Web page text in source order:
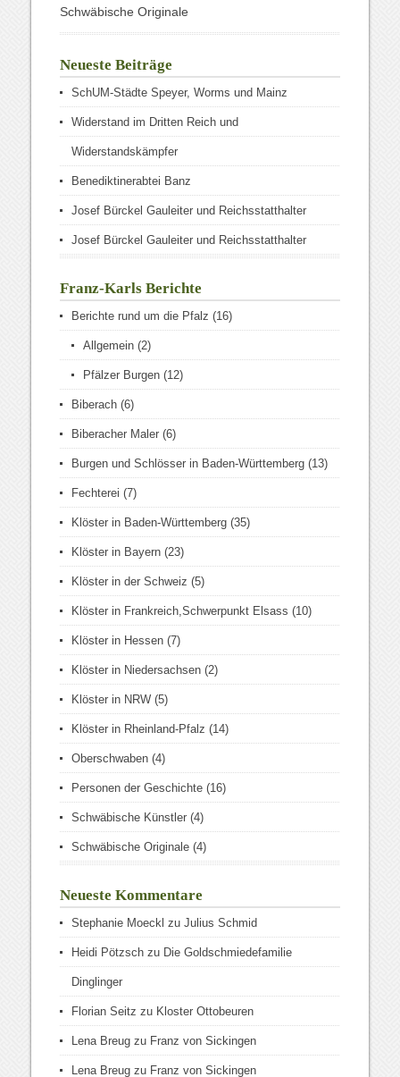
Schwäbische Originale
Neueste Beiträge
SchUM-Städte Speyer, Worms und Mainz
Widerstand im Dritten Reich und
Widerstandskämpfer
Benediktinerabtei Banz
Josef Bürckel Gauleiter und Reichsstatthalter
Josef Bürckel Gauleiter und Reichsstatthalter
Franz-Karls Berichte
Berichte rund um die Pfalz (16)
Allgemein (2)
Pfälzer Burgen (12)
Biberach (6)
Biberacher Maler (6)
Burgen und Schlösser in Baden-Württemberg (13)
Fechterei (7)
Klöster in Baden-Württemberg (35)
Klöster in Bayern (23)
Klöster in der Schweiz (5)
Klöster in Frankreich,Schwerpunkt Elsass (10)
Klöster in Hessen (7)
Klöster in Niedersachsen (2)
Klöster in NRW (5)
Klöster in Rheinland-Pfalz (14)
Oberschwaben (4)
Personen der Geschichte (16)
Schwäbische Künstler (4)
Schwäbische Originale (4)
Neueste Kommentare
Stephanie Moeckl zuJulius Schmid
Heidi Pötzsch zu Die Goldschmiedefamilie
Dinglinger
Florian Seitz zu Kloster Ottobeuren
Lena Breug zu Franz von Sickingen
Lena Breug zu Franz von Sickingen